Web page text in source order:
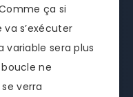
ça si
s’exécuter
variable sera plus
boucle ne
verra